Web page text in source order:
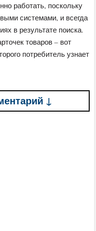
работать, поскольку
системами, и всегда
в результате поиска.
товаров – вот
потребитель узнает
↓